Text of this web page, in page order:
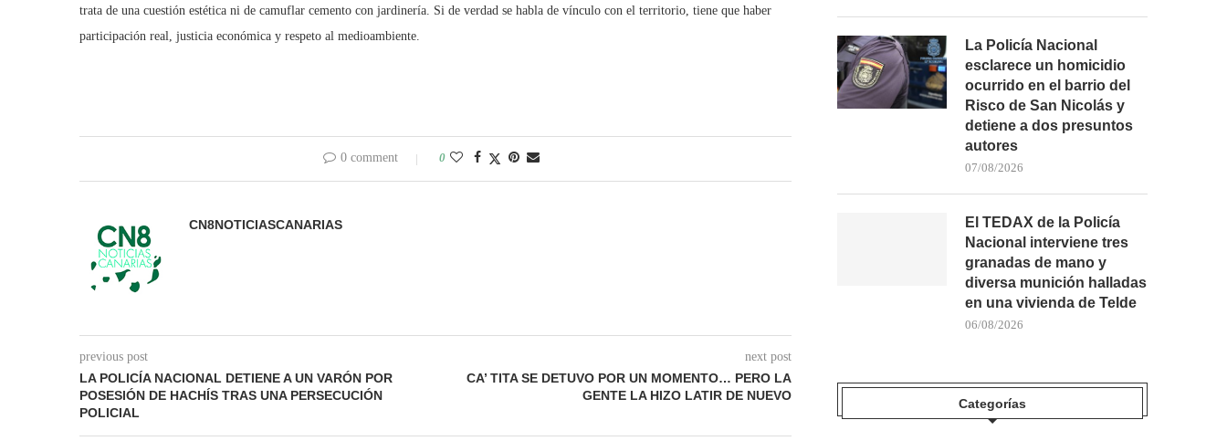
trata de una cuestión estética ni de camuflar cemento con jardinería. Si de verdad se habla de vínculo con el territorio, tiene que haber
participación real, justicia económica y respeto al medioambiente.
0 comment 0
CN8NOTICIASCANARIAS
previous post
LA POLICÍA NACIONAL DETIENE A UN VARÓN POR
POSESIÓN DE HACHÍS TRAS UNA PERSECUCIÓN
POLICIAL
next post
CA’ TITA SE DETUVO POR UN MOMENTO… PERO LA
GENTE LA HIZO LATIR DE NUEVO
La Policía Nacional
esclarece un homicidio
ocurrido en el barrio del
Risco de San Nicolás y
detiene a dos presuntos
autores
07/08/2026
El TEDAX de la Policía
Nacional interviene tres
granadas de mano y
diversa munición halladas
en una vivienda de Telde
06/08/2026
Categorías